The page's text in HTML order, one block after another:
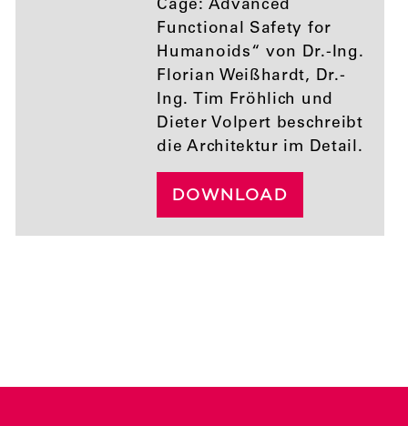
Cage: Advanced
Functional Safety for
Humanoids“ von Dr.-Ing.
Florian Weißhardt, Dr.-
Ing. Tim Fröhlich und
Dieter Volpert beschreibt
die Architektur im Detail.
DOWNLOAD